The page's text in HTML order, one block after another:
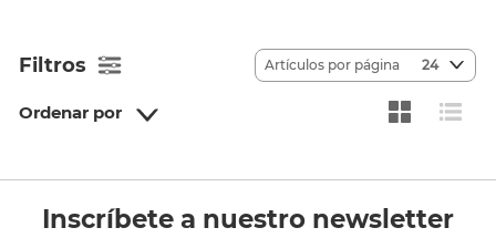
Filtros
Ordenar por
Artículos por página 24
Inscríbete a nuestro newsletter